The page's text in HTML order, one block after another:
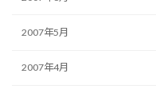
2007年5月
2007年4月